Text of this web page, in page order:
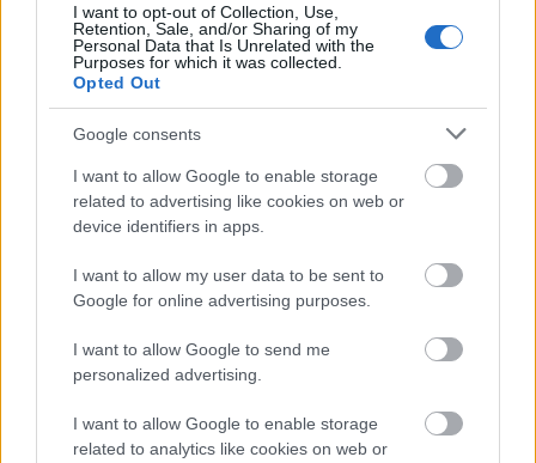
I want to opt-out of Collection, Use,
Retention, Sale, and/or Sharing of my
Personal Data that Is Unrelated with the
Purposes for which it was collected.
Opted Out
Google consents
I want to allow Google to enable storage
related to advertising like cookies on web or
device identifiers in apps.
I want to allow my user data to be sent to
Google for online advertising purposes.
I want to allow Google to send me
personalized advertising.
I want to allow Google to enable storage
related to analytics like cookies on web or
Egyébként most is. Hiába egészen más a hangzás, az
átirat egészen hű, és hiába egészen hű, mégis ötletes.
Nem ragaszkodik annyira Beethovenhez, hogy ha
valamit az eredetiben a hegedűk játszanak, akkor az
ragaszkodik annyira önmagához, hogy ha sikerül
egyféleképpen megoldani egy fordulatot, akkor az
már ugyanúgy hangozzék el, ha visszatér a műben.
azon gondolkodom, hogy a régi bölcsesség szerint
vannak a klasszikus zenének komolysági fokozatai, a
kamarazene, és közben vannak a nagyzenekari és
kisebb zenekari művek. Ha tényleg így volna, akkor